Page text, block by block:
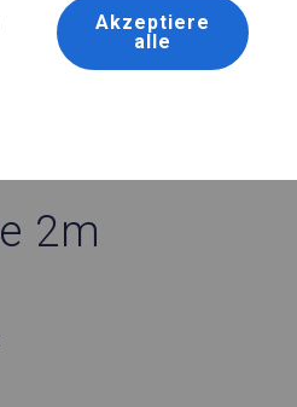
2m
Akzeptiere
alle